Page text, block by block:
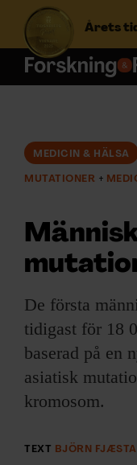
Årets
S
f
:
NYHETSBREV
ÄMNEN
ARKIV & E-
LYSSNA/PODD
EVENEMANG
MEDICIN & HÄLSA
MUTATIONER
De första
tidigast för 18
baserad på en
asiatisk
kromosom.
TEXT BJÖRN